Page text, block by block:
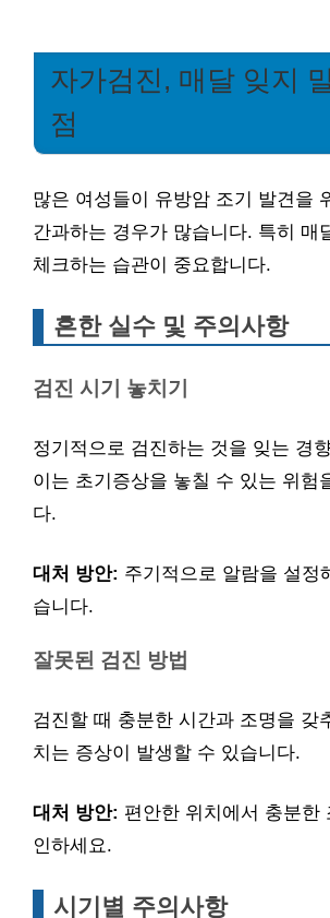
자가검진, 매달 잊지
점
많은 여성들이 유방암 조기 발견을
간과하는 경우가 많습니다. 특히 매
체크하는 습관이 중요합니다.
흔한 실수 및 주의사항
검진 시기 놓치기
정기적으로 검진하는 것을 잊는 경
이는 초기증상을 놓칠 수 있는 위험
다.
대처 방안: 주기적으로 알람을 설정
습니다.
잘못된 검진 방법
검진할 때 충분한 시간과 조명을 갖
치는 증상이 발생할 수 있습니다.
대처 방안: 편안한 위치에서 충분한
인하세요.
시기별 주의사항